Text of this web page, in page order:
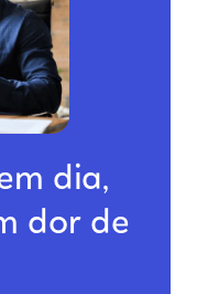
dia,
dor de